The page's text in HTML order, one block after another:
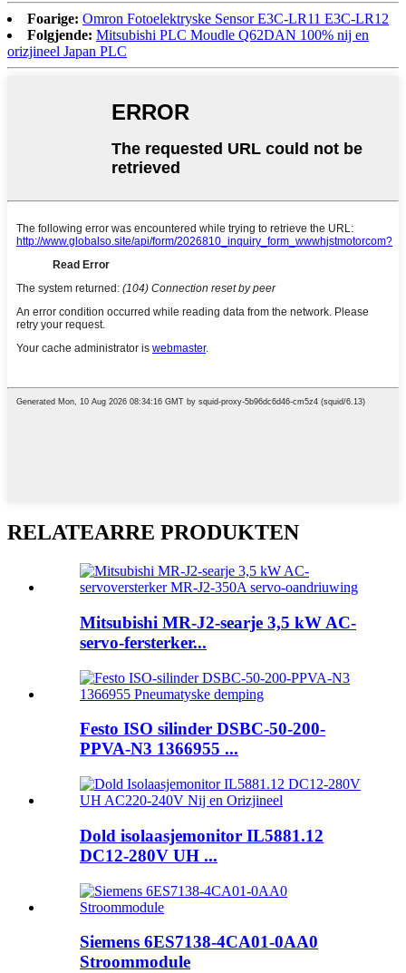
Foarige: Omron Fotoelektryske Sensor E3C-LR11 E3C-LR12
Folgjende: Mitsubishi PLC Moudle Q62DAN 100% nij en
orizjineel Japan PLC
RELATEARRE PRODUKTEN
Mitsubishi MR-J2-searje 3,5 kW AC-
servo-fersterker...
Festo ISO silinder DSBC-50-200-
PPVA-N3 1366955 ...
Dold isolaasjemonitor IL5881.12
DC12-280V UH ...
Siemens 6ES7138-4CA01-0AA0
Stroommodule